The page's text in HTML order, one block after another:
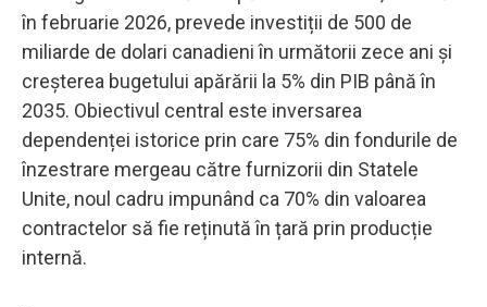
în februarie 2026, prevede investiții de 500 de
miliarde de dolari canadieni în următorii zece ani și
creșterea bugetului apărării la 5% din PIB până în
2035. Obiectivul central este inversarea
dependenței istorice prin care 75% din fondurile de
înzestrare mergeau către furnizorii din Statele
Unite, noul cadru impunând ca 70% din valoarea
contractelor să fie reținută în țară prin producție
internă.